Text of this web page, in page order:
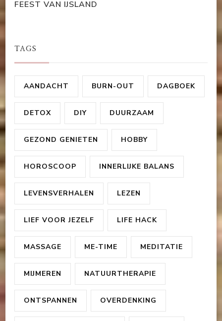
FEEST VAN IJSLAND
TAGS
AANDACHT BURN-OUT DAGBOEK
DETOX DIY DUURZAAM
GEZOND GENIETEN HOBBY
HOROSCOOP INNERLIJKE BALANS
LEVENSVERHALEN LEZEN
LIEF VOOR JEZELF LIFE HACK
MASSAGE ME-TIME MEDITATIE
MIJMEREN NATUURTHERAPIE
ONTSPANNEN OVERDENKING